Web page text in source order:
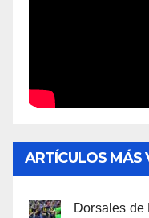
ARTÍCULOS MÁS
Dorsales de